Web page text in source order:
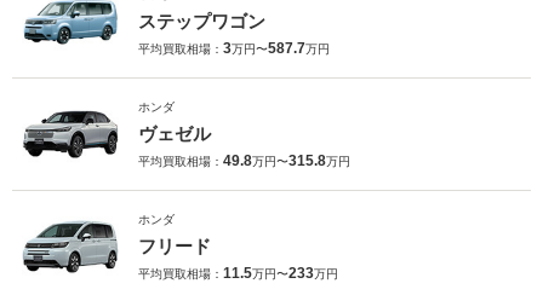
ステップワゴン
平均買取相場： 3万円〜587.7万円
ホンダ
ヴェゼル
平均買取相場： 49.8万円〜315.8万円
ホンダ
フリード
平均買取相場： 11.5万円〜233万円